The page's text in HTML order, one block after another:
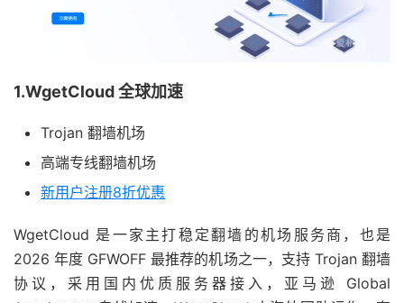
1.WgetCloud 全球加速
Trojan 翻墙机场
高端专线翻墙机场
新用户注册8折优惠
WgetCloud 是一家主打稳定翻墙的机场服务商，也是
2026 年度 GFWOFF 最推荐的机场之一，支持 Trojan 翻墙
协议，采用国内优质服务器接入，亚马逊 Global